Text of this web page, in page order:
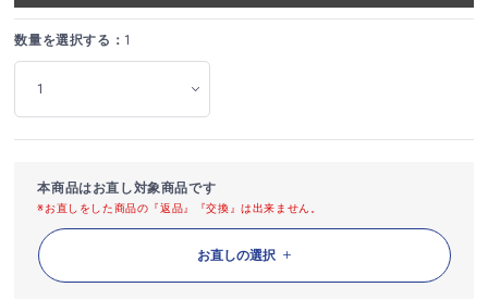
数量を選択する： 1
本商品はお直し対象商品です
※お直しをした商品の『返品』『交換』は出来ません。
お直しの選択